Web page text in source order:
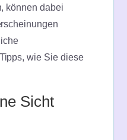
können dabei
wie Sie diese
Sicht